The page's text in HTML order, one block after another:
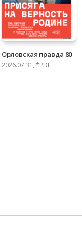
Орловская правда 80
2026.07.31, *PDF